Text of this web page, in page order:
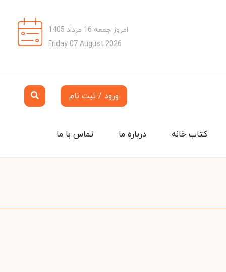
امروز جمعه 16 مرداد 1405
Friday 07 August 2026
ورود / ثبت نام
تماس با ما درباره ما کتاب خانه